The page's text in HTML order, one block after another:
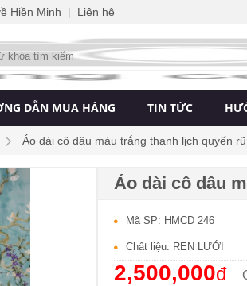
DẪN MUA HÀNG TIN TỨC
Áo dài cô dâu màu trắng thanh lịch quyến rũ
Áo dài cô dâu
Mã SP: HMCD 246
Chất liệu: REN LƯỚI
2,500,000đ
Hiền Minh | Liên hệ